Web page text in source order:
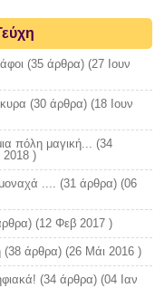
(35 άρθρα) (27 Ιουν
(30 άρθρα) (18 Ιουν
πόλη μαγική... (34
)
.... (31 άρθρα) (06
(12 Φεβ 2017 )
(38 άρθρα) (26 Μάι 2016 )
(34 άρθρα) (04 Ιαν